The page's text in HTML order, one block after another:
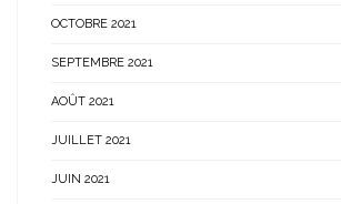
OCTOBRE 2021
SEPTEMBRE 2021
AOÛT 2021
JUILLET 2021
JUIN 2021